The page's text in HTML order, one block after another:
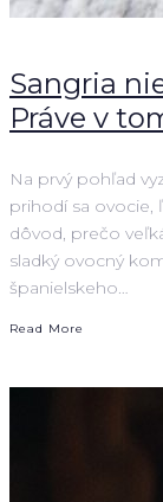
Sangria
Práve v
Na prvý pohľad
prihodí sa ovocie,
dôvod, prečo
sladký ovocný
španielskeho…
Read More